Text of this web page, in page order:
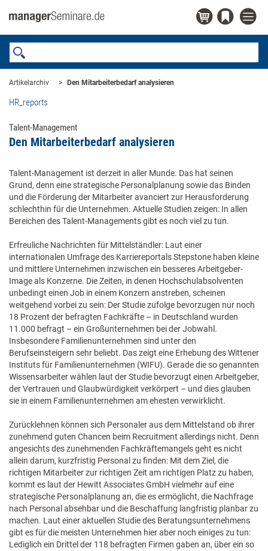
Artikelarchiv Den Mitarbeiterbedarf analysieren
HR_reports
Talent-Management
Den Mitarbeiterbedarf analysieren
Talent-Management ist derzeit in aller Munde. Das hat seinen
Grund, denn eine strategische Personalplanung sowie das Binden
und die Förderung der Mitarbeiter avanciert zur Herausforderung
schlechthin für die Unternehmen. Aktuelle Studien zeigen: In allen
Bereichen des Talent-Managements gibt es noch viel zu tun.
Erfreuliche Nachrichten für Mittelständler: Laut einer
internationalen Umfrage des Karriereportals Stepstone haben kleine
und mittlere Unternehmen inzwischen ein besseres Arbeitgeber-
Image als Konzerne. Die Zeiten, in denen Hochschulabsolventen
unbedingt einen Job in einem Konzern anstreben, scheinen
weitgehend vorbei zu sein: Der Studie zufolge bevorzugen nur noch
18 Prozent der befragten Fachkräfte – in Deutschland wurden
11.000 befragt – ein Großunternehmen bei der Jobwahl.
Insbesondere Familienunternehmen sind unter den
Berufseinsteigern sehr beliebt. Das zeigt eine Erhebung des Wittener
Instituts für Familienunternehmen (WIFU). Gerade die so genannten
Wissensarbeiter wählen laut der Studie bevorzugt einen Arbeitgeber,
der Vertrauen und Glaubwürdigkeit verkörpert – und dies glauben
sie in einem Familienunternehmen am ehesten verwirklicht.
Zurücklehnen können sich Personaler aus dem Mittelstand ob ihrer
zunehmend guten Chancen beim Recruitment allerdings nicht. Denn
angesichts des zunehmenden Fachkräftemangels geht es nicht
allein darum, kurzfristig Personal zu finden: Mit dem Ziel, die
richtigen Mitarbeiter zur richtigen Zeit am richtigen Platz zu haben,
kommt es laut der Hewitt Associates GmbH vielmehr auf eine
strategische Personalplanung an, die es ermöglicht, die Nachfrage
nach Personal absehbar und die Beschaffung langfristig planbar zu
machen. Laut einer aktuellen Studie des Beratungsunternehmens
gibt es für die meisten Unternehmen hier aber noch einiges zu tun:
Lediglich ein Drittel der 118 befragten Firmen gaben an, über ein so